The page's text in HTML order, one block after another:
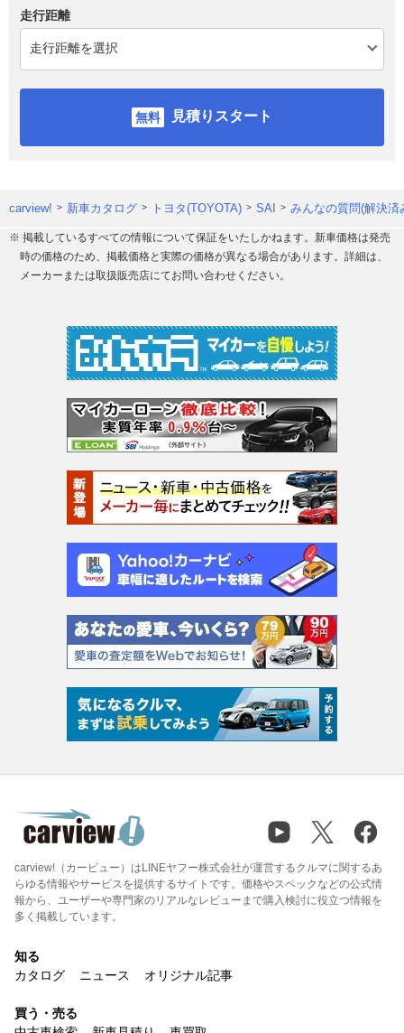
走行距離
見積りスタート
carview! 新車カタログ トヨタ(TOYOTA) SAI みんなの質問(解決済
※ 掲載しているすべての情報について保証をいたしかねます。新車価格は発売
時の価格のため、掲載価格と実際の価格が異なる場合があります。詳細は、
メーカーまたは取扱販売店にてお問い合わせください。
carview!（カービュー）はLINEヤフー株式会社が運営するクルマに関するあ
らゆる情報やサービスを提供するサイトです。価格やスペックなどの公式情
報から、ユーザーや専門家のリアルなレビューまで購入検討に役立つ情報を
多く掲載しています。
知る
カタログ
ニュース オリジナル記事
買う・売る